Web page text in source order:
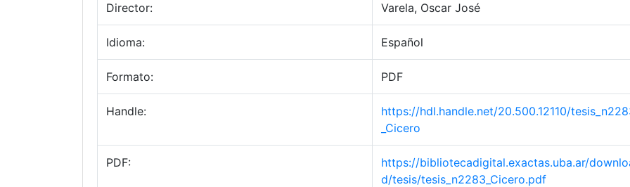
Director: Varela, Oscar José
Idioma: Español
Formato: PDF
Handle:
https://hdl.handle.net/20.500.12110/
_Cicero
PDF:
https://bibliotecadigital.exactas.uba.ar/
d/tesis/tesis_n2283_Cicero.pdf